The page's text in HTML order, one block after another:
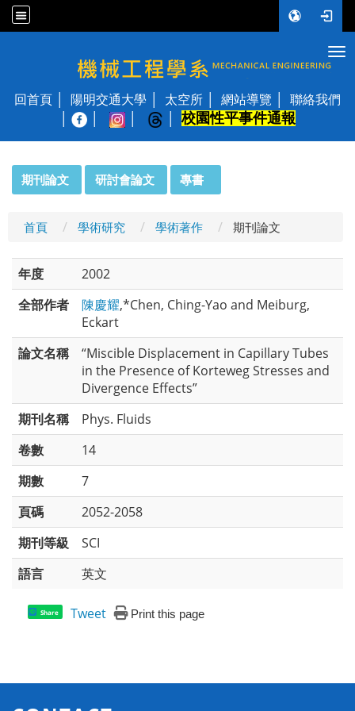
國立陽明交通大學 機械工程學系
回首頁 陽明交通大學 太空所 網站導覽
聯絡我們
校園性平事件通報
期刊論文 研討會論文 專書
首頁 學術研究 學術著作 期刊論文
年度
2002
全部作者
陳慶耀,*Chen, Ching-Yao and Meiburg,
Eckart
論文名稱
“Miscible Displacement in Capillary Tubes
in the Presence of Korteweg Stresses and
Divergence Effects”
期刊名稱
Phys. Fluids
卷數
14
期數
7
頁碼
2052-2058
期刊等級
SCI
語言
英文
Share Tweet Print this page